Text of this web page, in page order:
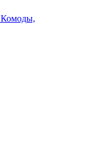
Комоды,